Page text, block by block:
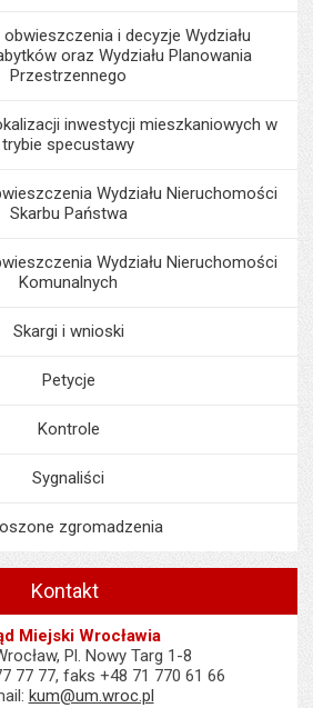
i decyzje Wydziału
oraz Wydziału Planowania
Przestrzennego
inwestycji mieszkaniowych w
trybie specustawy
Wydziału Nieruchomości
Skarbu Państwa
Wydziału Nieruchomości
Komunalnych
Skargi i wnioski
Petycje
Kontrole
Sygnaliści
zgromadzenia
Kontakt
Miejski Wrocławia
Pl. Nowy Targ 1-8
77 77, faks +48 71 770 61 66
kum@um.wroc.pl